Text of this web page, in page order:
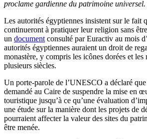
proclame gardienne du patrimoine universel.
Les autorités égyptiennes insistent sur le fait
continueront à pratiquer leur religion sans
un document consulté par Euractiv au mois
autorités égyptiennes auraient un droit de
monastère, y compris les icônes dorées et
plusieurs siècles.
Un porte-parole de l’UNESCO a déclaré que
demandé au Caire de suspendre la mise en
touristique jusqu’à ce qu’une évaluation
une étude sur la manière dont les projets de
pourraient affecter la valeur des sites du
être menée.